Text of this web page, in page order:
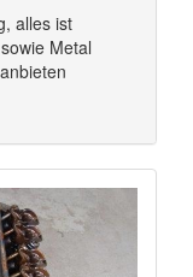
alles ist
Metal